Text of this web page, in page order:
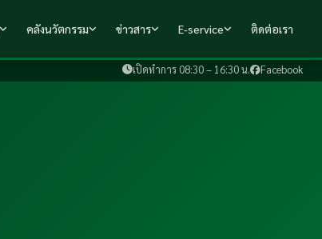
เปิดทำการ 08:30 – 16:30 น. Facebook
คลังนวัตกรรม ข่าวสาร E-service ติดต่อเรา